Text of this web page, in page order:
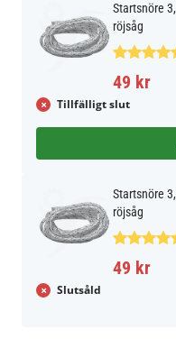
Startsnöre
röjsåg
49 kr
Tillfälligt slut
Startsnöre
röjsåg
49 kr
Slutsåld